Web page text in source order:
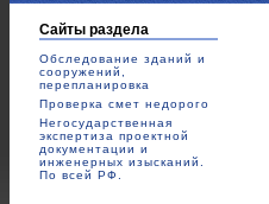
Сайты раздела
Обследование зданий и
сооружений,
перепланировка
Проверка смет недорого
Негосударственная
экспертиза проектной
документации и
инженерных изысканий.
По всей РФ.